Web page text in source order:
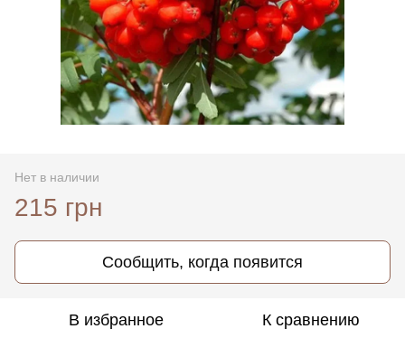
Нет в наличии
215 грн
Сообщить, когда появится
В избранное К сравнению